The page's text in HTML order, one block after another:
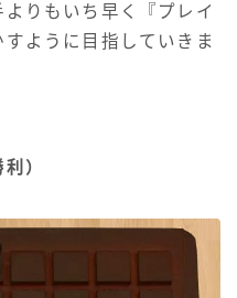
よりもいち早く『プレイ
ように目指していきま
）